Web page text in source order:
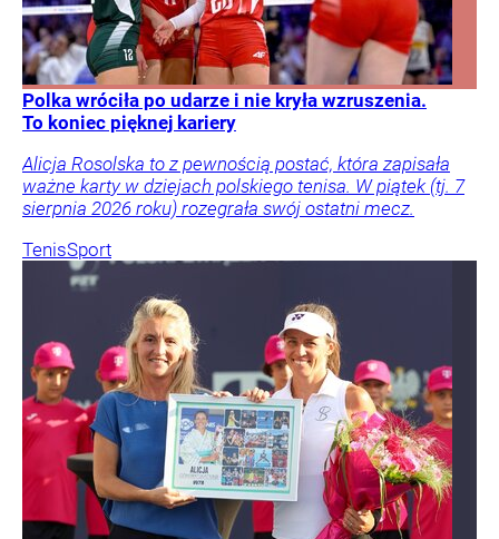
Polka wróciła po udarze i nie kryła wzruszenia.
To koniec pięknej kariery
Alicja Rosolska to z pewnością postać, która zapisała
ważne karty w dziejach polskiego tenisa. W piątek (tj. 7
sierpnia 2026 roku) rozegrała swój ostatni mecz.
TenisSport